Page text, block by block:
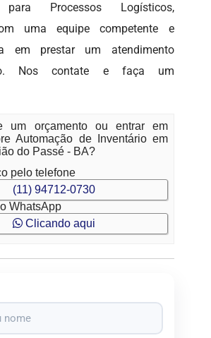
para Processos Logísticos,
uma equipe competente e
em prestar um atendimento
Nos contate e faça um
um orçamento ou entrar em
Automação de Inventário em
do Passé - BA?
pelo telefone
(11) 94712-0730
WhatsApp
Clicando aqui